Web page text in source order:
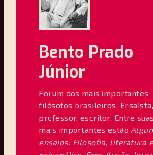
Bento Prado
Júnior
Foi um dos mais importantes
filósofos brasileiros. Ensaísta,
professor, escritor. Entre
mais importantes estão
ensaios: Filosofia, literatura e